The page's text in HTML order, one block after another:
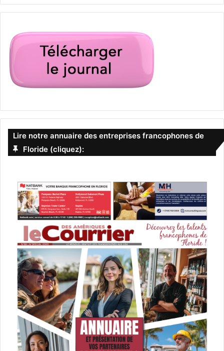
Lire notre annuaire des entreprises francophones de
Floride (cliquez):